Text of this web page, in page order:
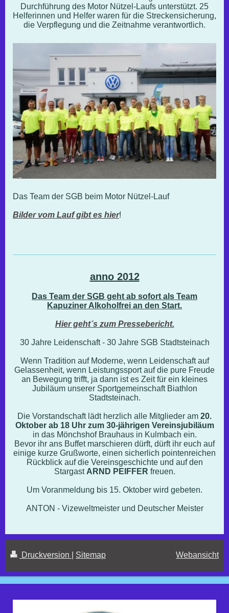
Durchführung des Motor Nützel-Laufs unterstützt. 25
Helferinnen und Helfer waren für die Streckensicherung,
die Verpflegung und die Zeitnahme verantwortlich.
Das Team der SGB beim Motor Nützel-Lauf
Bilder vom Lauf gibt es hier!
anno 2012
Das Team der SGB geht ab sofort als Team
Kapuziner Alkoholfrei an den Start.
Hier geht´s zum Pressebericht.
30 Jahre Leidenschaft - 30 Jahre SGB Stadtsteinach
Wenn Tradition auf Moderne, wenn Leidenschaft auf
Gelassenheit, wenn Leistungssport auf die pure Freude
an Bewegung trifft, ja dann ist es Zeit für ein kleines
Jubiläum unserer Sportgemeinschaft Biathlon
Stadtsteinach.
Die Vorstandschaft lädt herzlich alle Mitglieder am 20.
Oktober ab 18 Uhr zum 30-jährigen Vereinsjubiläum
in das Mönchshof Brauhaus in Kulmbach ein.
Bevor ihr ans Buffet marschieren dürft, dürft ihr euch auf
einige kurze Grußworte, einen sicherlich pointenreichen
Rückblick auf die Vereinsgeschichte und auf den
Stargast ARND PEIFFER freuen.
Um Voranmeldung bis 15. Oktober wird gebeten.
ANTON - Vizeweltmeister und Deutscher Meister
Druckversion Sitemap Webansicht